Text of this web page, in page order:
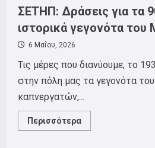
ΣΕΤΗΠ: Δράσεις για τα
ιστορικά γεγονότα του
6 Μαΐου, 2026
Τις μέρες που διανύουμε, το
στην πόλη μας τα γεγονότα
καπνεργατών,...
Περισσότερα
more